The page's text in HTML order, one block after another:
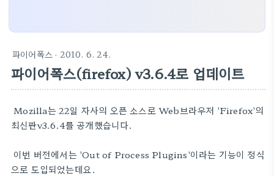
파이어폭스 · 2010. 6. 24.
파이어폭스(firefox) v3.6.4로 업데이트
Mozilla는 22일 자사의 오픈 소스로 Web브라우저 'Firefox'의
최신판v3.6.4를 공개했습니다.
이번 버전에서는 'Out of Process Plugins'이라는 기능이 정식
으로 도입되었는데요.